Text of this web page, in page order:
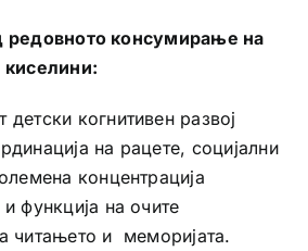
редовното консумирање на
когнитивен развој
на рацете, социјални
концентрација
функција на очите
читањето и меморијата.